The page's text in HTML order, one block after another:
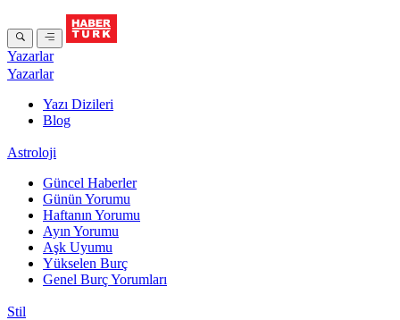
Yazarlar
Yazarlar
Yazı Dizileri
Blog
Astroloji
Güncel Haberler
Günün Yorumu
Haftanın Yorumu
Ayın Yorumu
Aşk Uyumu
Yükselen Burç
Genel Burç Yorumları
Stil